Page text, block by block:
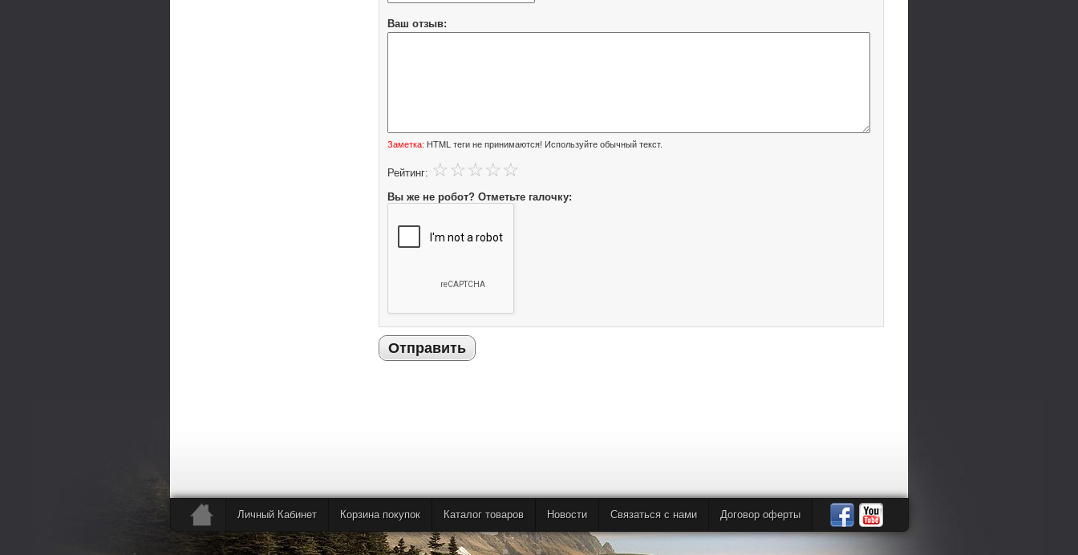
Ваш отзыв:
Заметка: HTML теги не принимаются! Используйте обычный текст.
Рейтинг:
Вы же не робот? Отметьте галочку:
Отправить
Личный Кабинет Корзина покупок Каталог товаров Новости Связаться с нами
Договор оферты
Автомандры
Автомандры